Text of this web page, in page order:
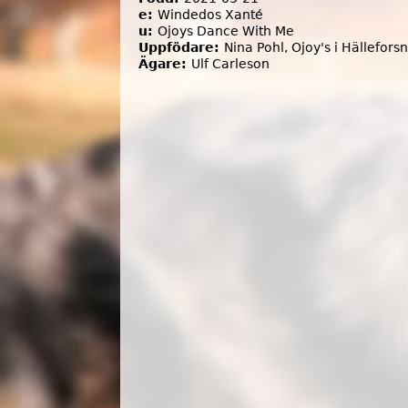
e: Windedos Xanté
u: Ojoys Dance With Me
Uppfödare: Nina Pohl, Ojoy's i
Ägare: Ulf Carleson